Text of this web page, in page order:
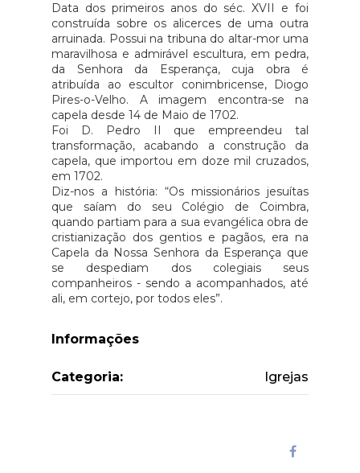
Data dos primeiros anos do séc. XVII e foi
construída sobre os alicerces de uma outra
arruinada. Possui na tribuna do altar-mor uma
maravilhosa e admirável escultura, em pedra,
da Senhora da Esperança, cuja obra é
atribuída ao escultor conimbricense, Diogo
Pires-o-Velho. A imagem encontra-se na
capela desde 14 de Maio de 1702.
Foi D. Pedro II que empreendeu tal
transformação, acabando a construção da
capela, que importou em doze mil cruzados,
em 1702.
Diz-nos a história: “Os missionários jesuítas
que saíam do seu Colégio de Coimbra,
quando partiam para a sua evangélica obra de
cristianização dos gentios e pagãos, era na
Capela da Nossa Senhora da Esperança que
se despediam dos colegiais seus
companheiros - sendo a acompanhados, até
ali, em cortejo, por todos eles”.
Informações
Categoria: Igrejas